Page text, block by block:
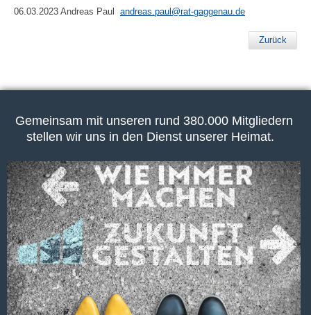
06.03.2023 Andreas Paul andreas.paul@rat-gaggenau.de
Zurück
Gemeinsam mit unseren rund 380.000 Mitgliedern
stellen wir uns in den Dienst unserer Heimat.